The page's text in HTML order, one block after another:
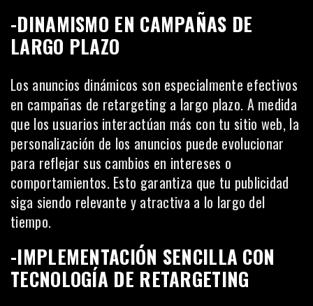
-DINAMISMO EN CAMPAÑAS DE
LARGO PLAZO
Los anuncios dinámicos son especialmente efectivos
en campañas de retargeting a largo plazo. A medida
que los usuarios interactúan más con tu sitio web, la
personalización de los anuncios puede evolucionar
para reflejar sus cambios en intereses o
comportamientos. Esto garantiza que tu publicidad
siga siendo relevante y atractiva a lo largo del
tiempo.
-IMPLEMENTACIÓN SENCILLA CON
TECNOLOGÍA DE RETARGETING